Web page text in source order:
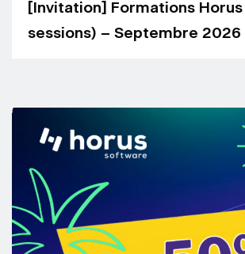
[Invitation] Formations Horus
sessions) – Septembre 2026